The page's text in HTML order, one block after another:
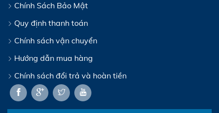
Chính Sách Bảo Mật
Quy định thanh toán
Chính sách vận chuyển
Hướng dẫn mua hàng
Chính sách đổi trả và hoàn tiền